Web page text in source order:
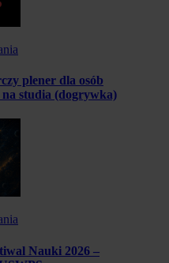
plener dla osób
studia (dogrywka)
Nauki 2026 –